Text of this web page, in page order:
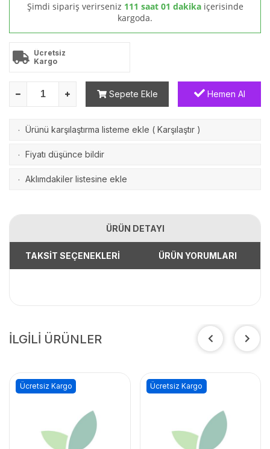
Şimdi sipariş verirseniz 111 saat 01 dakika içerisinde
kargoda.
Ücretsiz
Kargo
Sepete Ekle Hemen Al
· Ürünü karşılaştırma listeme ekle ( Karşılaştır )
· Fiyatı düşünce bildir
· Aklımdakiler listesine ekle
ÜRÜN DETAYI
TAKSİT SEÇENEKLERİ ÜRÜN YORUMLARI
İLGİLİ ÜRÜNLER
Ücretsiz Kargo Ücretsiz Kargo